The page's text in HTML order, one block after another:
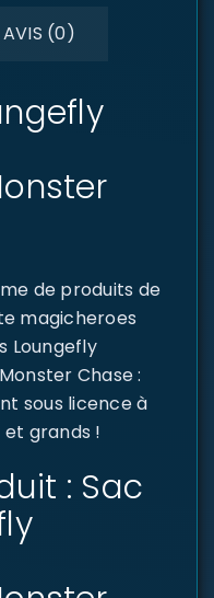
AVIS (0)
de produits de
magicheroes
Loungefly
Chase :
sous licence à
grands !
: Sac